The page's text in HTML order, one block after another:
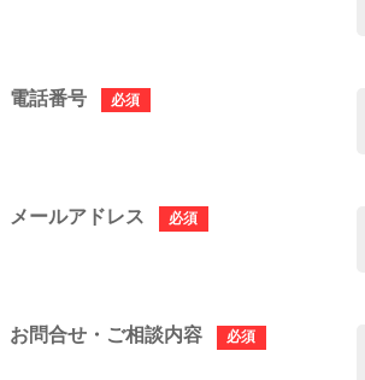
電話番号 必須
メールアドレス 必須
お問合せ・ご相談内容 必須